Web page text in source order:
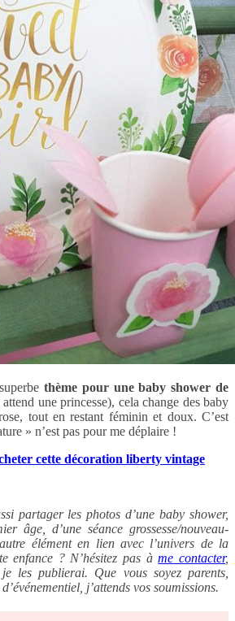
thème pour une baby shower de
une princesse), cela change des baby
tout en restant féminin et doux. C’est
» n’est pas pour me déplaire !
cette décoration liberty vintage
partager les photos d’une baby shower,
âge, d’une séance grossesse/nouveau-
élément en lien avec l’univers de la
enfance ? N’hésitez pas àme contacter,
les publierai. Que vous soyez parents,
j’attends vos soumissions.